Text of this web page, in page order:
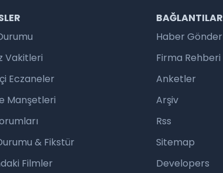
Vakitleri
Eczaneler
Manşetleri
& Fikstür
Filmler
BAĞLANTILAR
Haber Gönder
Firma Rehberi
Anketler
Arşiv
Rss
Sitemap
Developers